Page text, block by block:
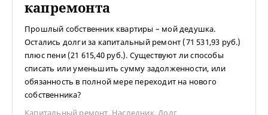
капремонта
Прошлый собственник квартиры – мой дедушка.
Остались долги за капитальный ремонт (71 531,93 руб.)
плюс пени (21 615,40 руб.). Существуют ли способы
списать или уменьшить сумму задолженности, или
обязанность в полной мере переходит на нового
собственника?
Капитальный ремонт, Наследник,Долг